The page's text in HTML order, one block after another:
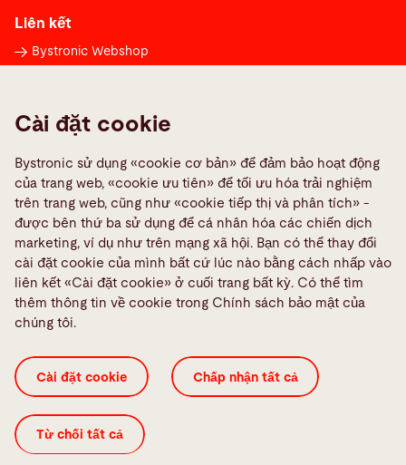
Liên kết
Bystronic Webshop
Media Center
Quality policies
TeamViewer
Truyền thông xã hội
Chính sách quyền riêng tư Cookie Settings
Dữ liệu xuất bản ISO Certificates
Thông tin hợp pháp
© 2026 Bystronic Group
Cài đặt cookie
Bystronic sử dụng «cookie cơ bản» để đảm bảo hoạt động
của trang web, «cookie ưu tiên» để tối ưu hóa trải nghiệm
trên trang web, cũng như «cookie tiếp thị và phân tích» -
được bên thứ ba sử dụng để cá nhân hóa các chiến dịch
marketing, ví dụ như trên mạng xã hội. Bạn có thể thay đổi
cài đặt cookie của mình bất cứ lúc nào bằng cách nhấp vào
liên kết «Cài đặt cookie» ở cuối trang bất kỳ. Có thể tìm
thêm thông tin về cookie trong Chính sách bảo mật của
chúng tôi.
Cài đặt cookie Chấp nhận tất cả
Từ chối tất cả